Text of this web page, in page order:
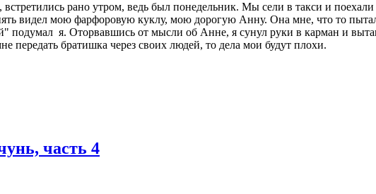
рано утром, ведь был понедельник. Мы сели в такси и
видел мою фарфоровую куклу, мою дорогую Анну. Она мне, что то
подумал я. Оторвавшись от мысли об Анне, я сунул руки в карман и
передать братишка через своих людей, то дела мои будут плохи.
часть 4